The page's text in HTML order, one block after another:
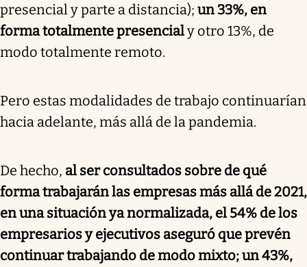
presencial y parte a distancia); un 33%, en
forma totalmente presencialy otro 13%, de
modo totalmente remoto.
Pero estas modalidades de trabajo continuarían
hacia adelante, más allá de la pandemia.
De hecho, al ser consultados sobre de qué
forma trabajarán las empresas más allá de 2021,
en una situación ya normalizada, el 54% de los
empresarios y ejecutivos aseguró que prevén
continuar trabajando de modo mixto; un 43%,